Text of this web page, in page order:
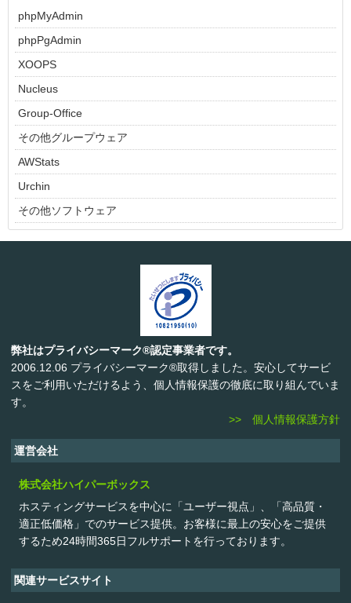
phpMyAdmin
phpPgAdmin
XOOPS
Nucleus
Group-Office
その他グループウェア
AWStats
Urchin
その他ソフトウェア
弊社はプライバシーマーク®認定事業者です。
2006.12.06 プライバシーマーク®取得しました。安心してサービ
スをご利用いただけるよう、個人情報保護の徹底に取り組んでいま
す。
>> 個人情報保護方針
運営会社
株式会社ハイパーボックス
ホスティングサービスを中心に「ユーザー視点」、「高品質・
適正低価格」でのサービス提供。お客様に最上の安心をご提供
するため24時間365日フルサポートを行っております。
関連サービスサイト